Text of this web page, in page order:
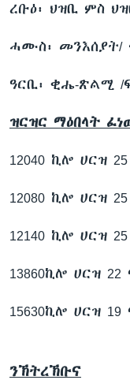
ረቡዕ፡ ህዝቢ ምስ
ሓሙስ፡ መንእሰያት/
ዓርቢ፡ ቂሔ-ጽልሚ
ዝርዝር ማዕበላት
12040 ኪሎ ሀርዝ
12080 ኪሎ ሀርዝ
12140 ኪሎ ሀርዝ
13860ኪሎ ሀርዝ
15630ኪሎ ሀርዝ
ንኽትረኽቡና